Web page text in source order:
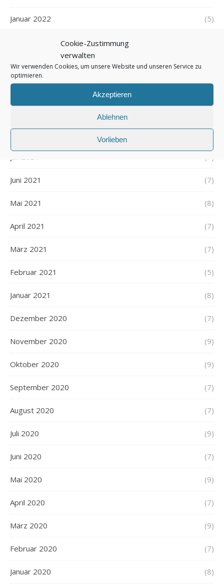
Cookie-Zustimmung
verwalten
Wir verwenden Cookies, um unsere Website und unseren Service zu
optimieren.
Akzeptieren
Ablehnen
Vorlieben
Januar 2022 (5)
Dezember 2021
November 2021
Oktober 2021 (6)
August 2021 (7)
Juli 2021
Juni 2021 (7)
Mai 2021 (8)
April 2021 (7)
März 2021 (7)
Februar 2021 (5)
Januar 2021 (8)
Dezember 2020 (7)
November 2020 (9)
Oktober 2020 (9)
September 2020 (7)
August 2020 (7)
Juli 2020 (9)
Juni 2020 (7)
Mai 2020 (9)
April 2020 (7)
März 2020 (9)
Februar 2020 (7)
Januar 2020 (8)